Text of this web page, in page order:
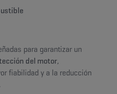
para garantizar un
del motor,
fiabilidad y a la reducción